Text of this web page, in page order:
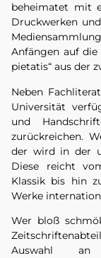
beheimatet mit
Druckwerken
Anfängen auf
pietatis“ aus der
Neben
Universität
und
zurückreichen.
der wird in der
Diese reicht
Klassik bis hin
Werke
Wer bloß
Auswahl an